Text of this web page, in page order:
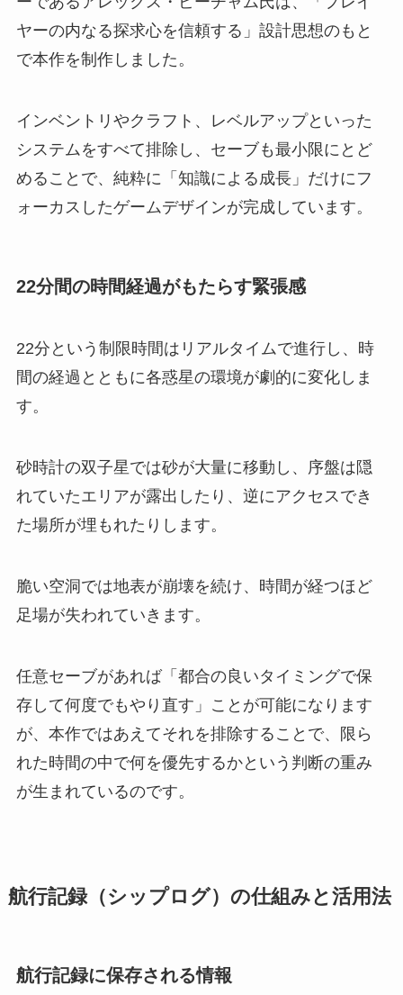
ヤーの内なる探求心を信頼する」設計思想のもと
で本作を制作しました。
インベントリやクラフト、レベルアップといった
システムをすべて排除し、セーブも最小限にとど
めることで、純粋に「知識による成長」だけにフ
ォーカスしたゲームデザインが完成しています。
22分間の時間経過がもたらす緊張感
22分という制限時間はリアルタイムで進行し、時
間の経過とともに各惑星の環境が劇的に変化しま
す。
砂時計の双子星では砂が大量に移動し、序盤は隠
れていたエリアが露出したり、逆にアクセスでき
た場所が埋もれたりします。
脆い空洞では地表が崩壊を続け、時間が経つほど
足場が失われていきます。
任意セーブがあれば「都合の良いタイミングで保
存して何度でもやり直す」ことが可能になります
が、本作ではあえてそれを排除することで、限ら
れた時間の中で何を優先するかという判断の重み
が生まれているのです。
航行記録（シップログ）の仕組みと活用法
航行記録に保存される情報